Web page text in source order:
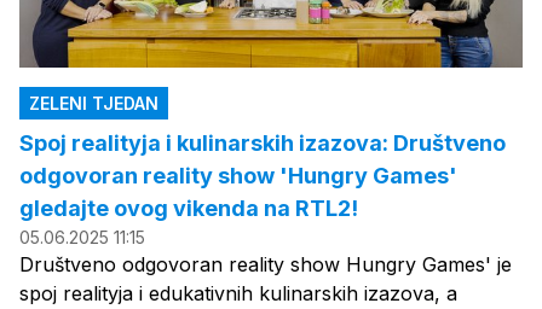
ZELENI TJEDAN
Spoj realityja i kulinarskih izazova: Društveno
odgovoran reality show 'Hungry Games'
gledajte ovog vikenda na RTL2!
05.06.2025 11:15
Društveno odgovoran reality show Hungry Games' je
spoj realityja i edukativnih kulinarskih izazova, a